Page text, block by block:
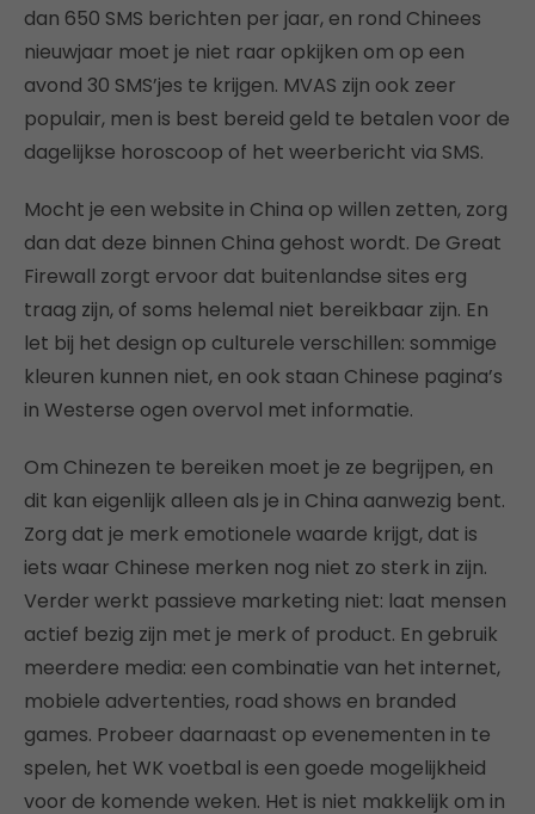
dan 650 SMS berichten per jaar, en rond Chinees
nieuwjaar moet je niet raar opkijken om op een
avond 30 SMS’jes te krijgen. MVAS zijn ook zeer
populair, men is best bereid geld te betalen voor de
dagelijkse horoscoop of het weerbericht via SMS.
Mocht je een website in China op willen zetten, zorg
dan dat deze binnen China gehost wordt. De Great
Firewall zorgt ervoor dat buitenlandse sites erg
traag zijn, of soms helemal niet bereikbaar zijn. En
let bij het design op culturele verschillen: sommige
kleuren kunnen niet, en ook staan Chinese pagina’s
in Westerse ogen overvol met informatie.
Om Chinezen te bereiken moet je ze begrijpen, en
dit kan eigenlijk alleen als je in China aanwezig bent.
Zorg dat je merk emotionele waarde krijgt, dat is
iets waar Chinese merken nog niet zo sterk in zijn.
Verder werkt passieve marketing niet: laat mensen
actief bezig zijn met je merk of product. En gebruik
meerdere media: een combinatie van het internet,
mobiele advertenties, road shows en branded
games. Probeer daarnaast op evenementen in te
spelen, het WK voetbal is een goede mogelijkheid
voor de komende weken. Het is niet makkelijk om in